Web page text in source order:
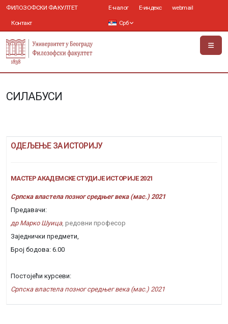
ФИЛОЗОФСКИ ФАКУЛТЕТ
Контакт
Е-налог Е-индекс webmail
Срб
СИЛАБУСИ
ОДЕЉЕЊЕ ЗА ИСТОРИЈУ
МАСТЕР АКАДЕМСКЕ СТУДИЈЕ ИСТОРИЈЕ 2021
Српска властела позног средњег века (мас.) 2021
Предавачи:
др Марко Шуица, редовни професор
Заједнички предмети,
Број бодова: 6.00
Постојећи курсеви:
Српска властела позног средњег века (мас.) 2021